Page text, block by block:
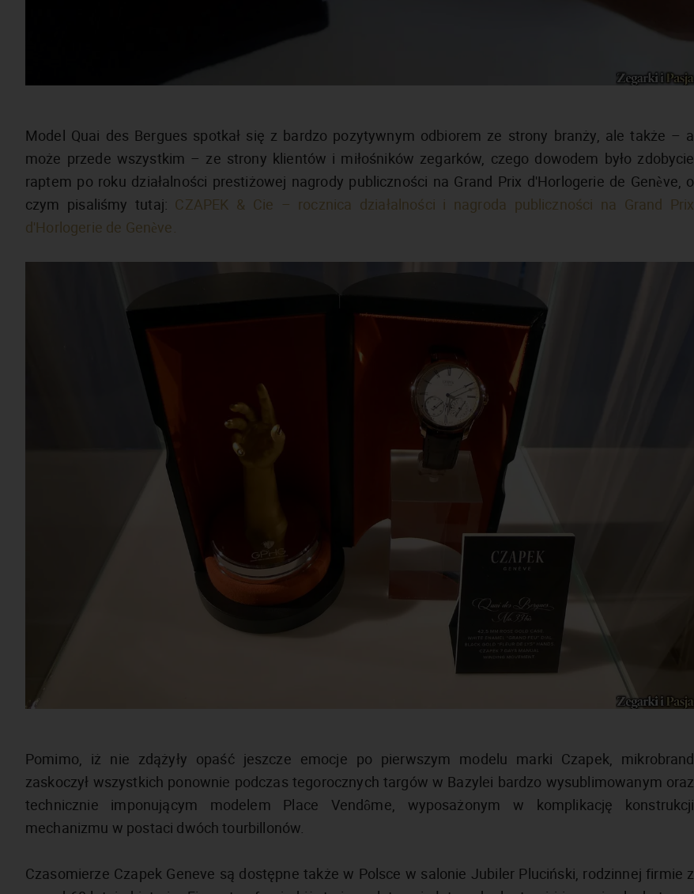
Model Quai des Bergues spotkał się z bardzo pozytywnym odbiorem ze strony branży, ale także – a
może przede wszystkim – ze strony klientów i miłośników zegarków, czego dowodem było zdobycie
raptem po roku działalności prestiżowej nagrody publiczności na Grand Prix d'Horlogerie de Genève, o
czym pisaliśmy tutaj: CZAPEK & Cie – rocznica działalności i nagroda publiczności na Grand Prix
d'Horlogerie de Genève.
Pomimo, iż nie zdążyły opaść jeszcze emocje po pierwszym modelu marki Czapek, mikrobrand
zaskoczył wszystkich ponownie podczas tegorocznych targów w Bazylei bardzo wysublimowanym oraz
technicznie imponującym modelem Place Vendôme, wyposażonym w komplikację konstrukcji
mechanizmu w postaci dwóch tourbillonów.
Czasomierze Czapek Geneve są dostępne także w Polsce w salonie Jubiler Pluciński, rodzinnej firmie z